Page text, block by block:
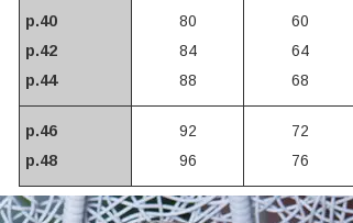
р.40
р.42
р.44
80
84
88
60
64
68
р.46
р.48
92
96
72
76